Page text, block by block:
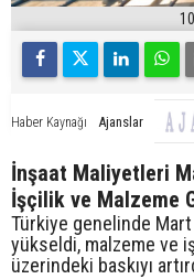
Haber Kaynağı Ajanslar
İnşaat Maliyetleri
İşçilik ve Malzeme
Türkiye genelinde
yükseldi, malzeme ve
üzerindeki baskıyı